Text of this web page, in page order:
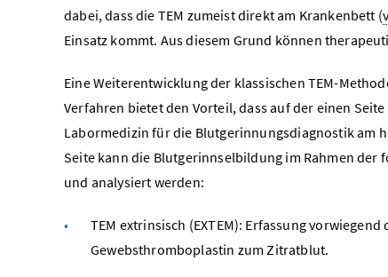
dabei, dass die TEM zumeist direkt am Krankenbett (
Einsatz kommt. Aus diesem Grund können
Eine Weiterentwicklung der klassischen TEM-
Verfahren bietet den Vorteil, dass auf der einen
Labormedizin für die Blutgerinnungsdiagnostik am
Seite kann die Blutgerinnselbildung im Rahmen
und analysiert werden:
TEM extrinsisch (EXTEM): Erfassung
Gewebsthromboplastin zum Zitratblut.